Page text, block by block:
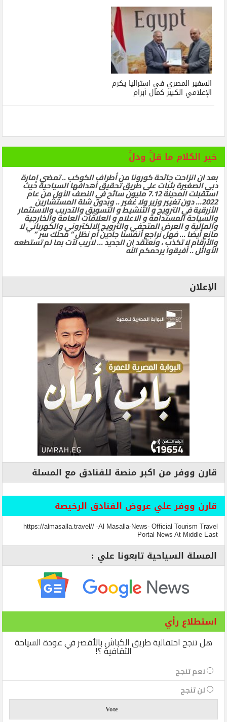
السفير المصري في استراليا يكرم
الإعلامي الكبير كمال أبرام
خير الكلام ما قلَّ ودلَّ
بعد ان انزاحت جائحة كورونا من أطراف الكوكب .. تمضي إمارة
دبي الصغيرة بثبات على طريق تحقيق أهدافها السياحية حيث
استقبلت المدينة 7.12 مليون سائح في النصف الأول من عام
2022… دون تغيير وزير ولا غفير .. وبدون شلة المستشارين
الأزرقية في الترويج و التنشيط و التسويق والتدريب والاستثمار
والسياحة المستدامة و الاعلام و العلاقات العامة والخارجية
والمالية و العرض المتحفي والترويج الالكتروني والكهربائي لا
مانع أيضا … فهل نراجع أنفسنا جادين أم نظل ” محلك سر ”
والأرقام لا تكذب ، ونعتقد ان الجديد … لاريب لآت بما لم تستطعه
الأوائل .. أفيقوا يرحمكم الله
الإعلان
قارن ووفر من اكبر منصة للفنادق مع المسلة
قارن ووفر علي عروض الفنادق الرخيصة
https://almasalla.travel// -Al Masalla-News- Official Tourism Travel
Portal News At Middle East
المسلة السياحية تابعونا علي :
استطلاع رأي
هل تنجح احتفالية طريق الكباش بالأقصر في عودة السياحة
الثقافية ؟!
نعم تنجح
لن تنجح